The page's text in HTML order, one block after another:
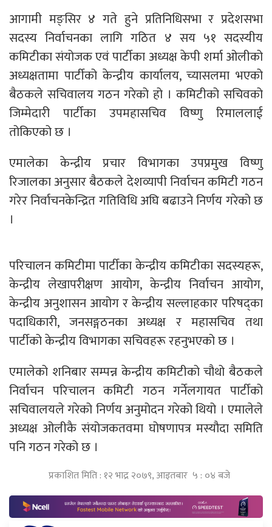
आगामी मङ्सिर ४ गते हुने प्रतिनिधिसभा र प्रदेशसभा
सदस्य निर्वाचनका लागि गठित ४ सय ५१ सदस्यीय
कमिटीका संयोजक एवं पार्टीका अध्यक्ष केपी शर्मा ओलीको
अध्यक्षतामा पार्टीको केन्द्रीय कार्यालय, च्यासलमा भएको
बैठकले सचिवालय गठन गरेको हो । कमिटीको सचिवको
जिम्मेदारी पार्टीका उपमहासचिव विष्णु रिमाललाई
तोकिएको छ ।
एमालेका केन्द्रीय प्रचार विभागका उपप्रमुख विष्णु
रिजालका अनुसार बैठकले देशव्यापी निर्वाचन कमिटी गठन
गरेर निर्वाचनकेन्द्रित गतिविधि अघि बढाउने निर्णय गरेको छ
।
परिचालन कमिटीमा पार्टीका केन्द्रीय कमिटीका सदस्यहरू,
केन्द्रीय लेखापरीक्षण आयोग, केन्द्रीय निर्वाचन आयोग,
केन्द्रीय अनुशासन आयोग र केन्द्रीय सल्लाहकार परिषद्का
पदाधिकारी, जनसङ्गठनका अध्यक्ष र महासचिव तथा
पार्टीको केन्द्रीय विभागका सचिवहरू रहनुभएको छ ।
एमालेको शनिबार सम्पन्न केन्द्रीय कमिटीको चौथो बैठकले
निर्वाचन परिचालन कमिटी गठन गर्नेलगायत पार्टीको
सचिवालयले गरेको निर्णय अनुमोदन गरेको थियो । एमालेले
अध्यक्ष ओलीकै संयोजकतवमा घोषणापत्र मस्यौदा समिति
पनि गठन गरेको छ ।
प्रकाशित मिति : १२ भाद्र २०७९, आइतबार ५ : ०४ बजे